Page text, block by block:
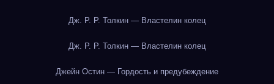
Дж. Р. Р. Толкин — Властелин колец
Дж. Р. Р. Толкин — Властелин колец
Джейн Остин — Гордость и предубеждение